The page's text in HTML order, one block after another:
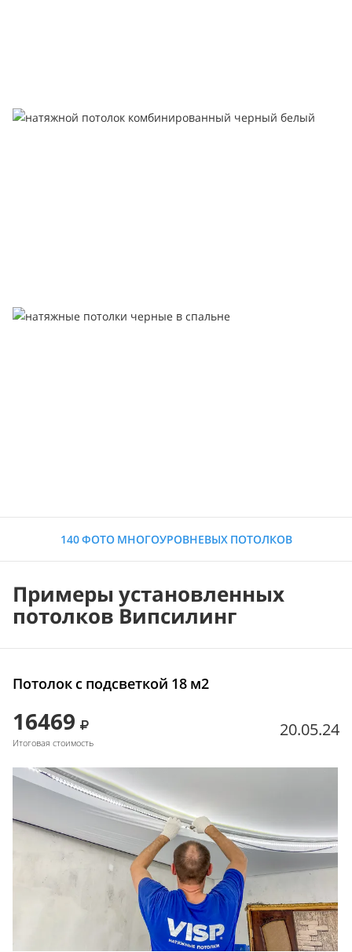
140 ФОТО МНОГОУРОВНЕВЫХ ПОТОЛКОВ
Примеры установленных
потолков Випсилинг
Потолок с подсветкой 18 м2
16469
Итоговая стоимость
20.05.24